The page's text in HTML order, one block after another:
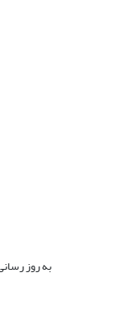
به روز رسانی: 28 مهر